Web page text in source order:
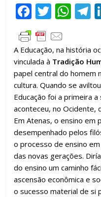
F
ac
e
b
o
o
k
T
w
itt
er
W
at
s
A
p
p
T
a
A Educação, na história
vinculada à Tradição
papel central do homem
cultura. Quando se
Educação foi a primeira
aconteceu, no Ocidente,
Em Atenas, o ensino em
desempenhado pelos
o processo de ensino
das novas gerações.
do ensino um caminho
ascensão econômica e
o sucesso material de si